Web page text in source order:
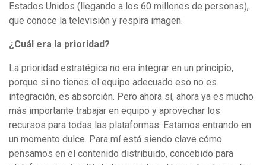
Estados Unidos (llegando a los 60 millones de personas),
que conoce la televisión y respira imagen.
¿Cuál era la prioridad?
La prioridad estratégica no era integrar en un principio,
porque si no tienes el equipo adecuado eso no es
integración, es absorción. Pero ahora sí, ahora ya es mucho
más importante trabajar en equipo y aprovechar los
recursos para todas las plataformas. Estamos entrando en
un momento dulce. Para mí está siendo clave cómo
pensamos en el contenido distribuido, concebido para